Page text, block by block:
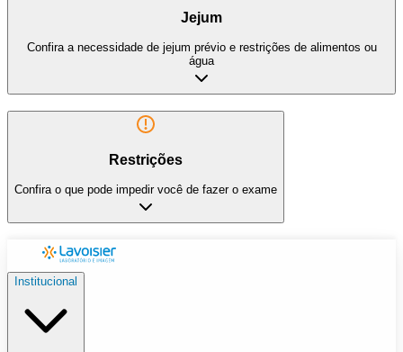
Jejum
Confira a necessidade de jejum prévio e restrições de alimentos ou
água
Restrições
Confira o que pode impedir você de fazer o exame
Institucional